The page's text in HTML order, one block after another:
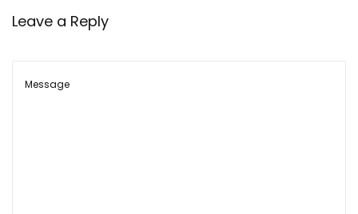
न
Leave a Reply